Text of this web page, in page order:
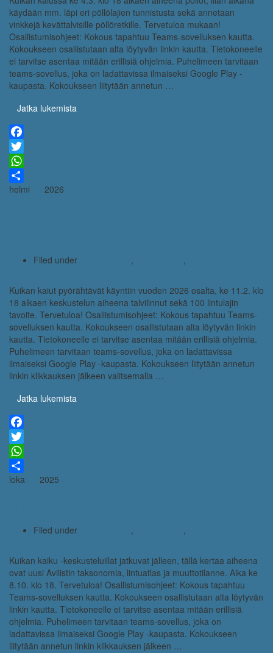
käydään mm. läpi eri pöllölajien tunnistusta sekä annetaan
vinkkejä kevättalvisille pöllöretkille. Tervetuloa mukaan!
Osallistumisohjeet: Kokous tapahtuu Teams-sovelluksen kautta.
Kokoukseen osallistutaan alta löytyvän linkin kautta. Tietokoneelle
ei tarvitse asentaa mitään erillisiä ohjelmia. Puhelimeen tarvitaan
teams-sovellus, joka on ladattavissa ilmaiseksi Google Play -
kaupasta. Kokoukseen liitytään annetun …
Jatka lukemista
Facebook
Twitter
WhatsApp
Share
helmi 2026
Filed under , ,
Kuikan kaiut pyörähtävät käyntiin vuoden 2026 osalta, ke 11.2. klo
18 alkaen keskustelun aiheena talvilinnut sekä 100 lintulajin
tavoite. Tervetuloa! Osallistumisohjeet: Kokous tapahtuu Teams-
sovelluksen kautta. Kokoukseen osallistutaan alta löytyvän linkin
kautta. Tietokoneelle ei tarvitse asentaa mitään erillisiä ohjelmia.
Puhelimeen tarvitaan teams-sovellus, joka on ladattavissa
ilmaiseksi Google Play -kaupasta. Kokoukseen liitytään annetun
linkin klikkauksen jälkeen valitsemalla …
Jatka lukemista
Facebook
Twitter
WhatsApp
Share
loka 2025
Filed under , ,
Kuikan kaiku -keskusteluillat jatkuvat jälleen, tällä kertaa aiheena
ovat uusi Avilistin taksonomia, lintuatlas ja muuttotilanne. Aika ke
8.10. klo 18. Tervetuloa! Osallistumisohjeet: Kokous tapahtuu
Teams-sovelluksen kautta. Kokoukseen osallistutaan alta löytyvän
linkin kautta. Tietokoneelle ei tarvitse asentaa mitään erillisiä
ohjelmia. Puhelimeen tarvitaan teams-sovellus, joka on
ladattavissa ilmaiseksi Google Play -kaupasta. Kokoukseen
liitytään annetun linkin klikkauksen jälkeen …